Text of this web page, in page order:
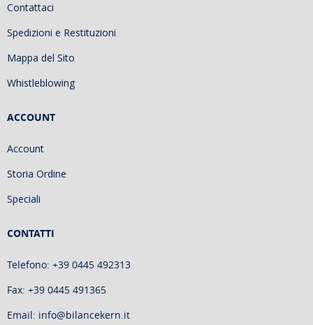
Contattaci
Spedizioni e Restituzioni
Mappa del Sito
Whistleblowing
ACCOUNT
Account
Storia Ordine
Speciali
CONTATTI
Telefono: +39 0445 492313
Fax: +39 0445 491365
Email: info@bilancekern.it